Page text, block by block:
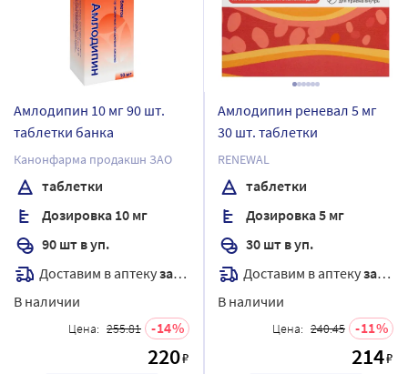
Амлодипин 10 мг 90 шт.
таблетки банка
Канонфарма продакшн ЗАО
таблетки
Дозировка 10 мг
90 шт в уп.
Доставим в аптекузавтра
В наличии
Цена: 255.81 14
220₽
Амлодипин реневал 5 мг
30 шт. таблетки
RENEWAL
таблетки
Дозировка 5 мг
30 шт в уп.
Доставим в аптекузавтра
В наличии
Цена: 240.45 11
214₽